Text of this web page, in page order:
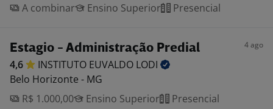
A combinar
Ensino Superior Presencial
Estagio - Administração Predial 4 ago
4,6 INSTITUTO EUVALDO LODI
Belo Horizonte - MG
R$ 1.000,00
Ensino Superior
Presencial